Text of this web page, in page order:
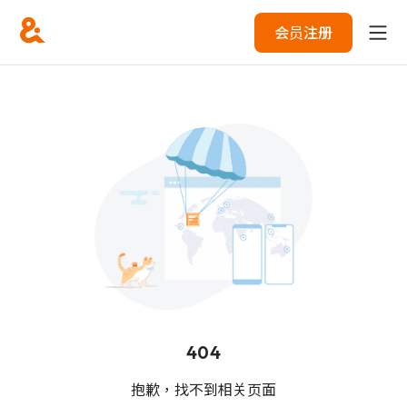
会员注册
404
抱歉，找不到相关页面